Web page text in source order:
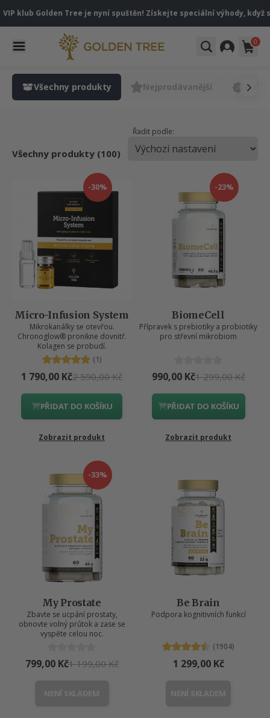
klub Golden Tree je nyní spuštěn! Získejte speciální výhody, když
0
Všechny produkty Nejprodávanější V akci
Všechny produkty (100)
Řadit podle:
-30%
Micro-Infusion System
Mikrokanálky se otevřou.
Chronoglow® pronikne dovnitř.
Kolagen se probudí.
(1)
1 790,00 Kč2 590,00 Kč
PŘIDAT DO KOŠÍKU
Zobrazit produkt
-23%
BiomeCell
Přípravek s prebiotiky a probiotiky
pro střevní mikrobiom
990,00 Kč1 299,00 Kč
PŘIDAT DO KOŠÍKU
Zobrazit produkt
-33%
My Prostate
Zbavte se ucpání prostaty,
obnovte volný průtok a zase se
vyspěte celou noc.
799,00 Kč1 199,00 Kč
Be Brain
Podpora kognitivních funkcí
(1904)
1 299,00 Kč